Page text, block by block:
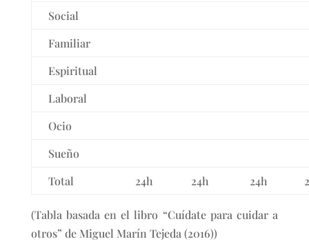
Social
Familiar
Espiritual
Laboral
Ocio
Sueño
Total
24h 24h 24h
(Tabla basada en el libro “Cuídate para cuidar a
otros” de Miguel Marín Tejeda (2016))